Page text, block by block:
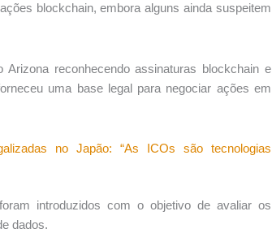
blockchain, embora alguns ainda suspeitem
reconhecendo assinaturas blockchain e
uma base legal para negociar ações em
no Japão: “As ICOs são tecnologias
introduzidos com o objetivo de avaliar os
dados.